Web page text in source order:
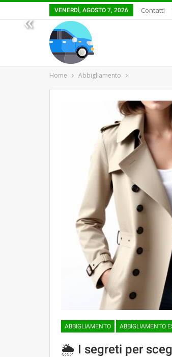
« VENERDÌ, AGOSTO 7, 2026 Contatti
Home Abbigliamento
ABBIGLIAMENTO
🌦️ I segreti per